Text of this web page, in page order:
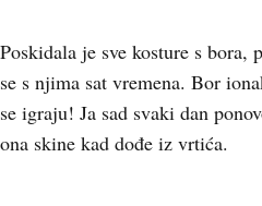
Poskidala je sve kosture s bora,
se s njima sat vremena. Bor
se igraju! Ja sad svaki dan
ona skine kad dođe iz vrtića.